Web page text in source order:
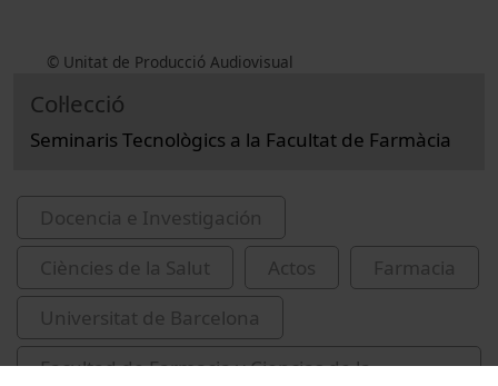
© Unitat de Producció Audiovisual
Col·lecció
Seminaris Tecnològics a la Facultat de Farmàcia
Docencia e Investigación
Ciències de la Salut
Actos
Farmacia
Universitat de Barcelona
Facultad de Farmacia y Ciencias de la